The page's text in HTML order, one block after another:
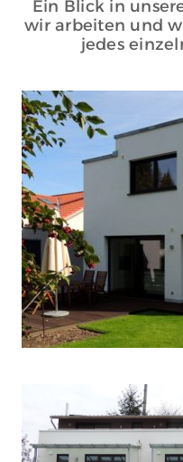
Ein Blick in
wir arbeiten und
jedes